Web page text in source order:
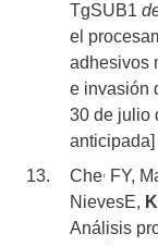
TgSUB1
el
adhesivos
e invasión
30 de julio
Che, FY,
NievesE,
Análisis